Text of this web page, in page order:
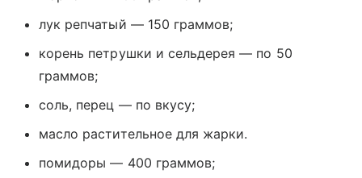
лук репчатый — 150 граммов;
корень петрушки и сельдерея — по 50
граммов;
соль, перец — по вкусу;
масло растительное для жарки.
помидоры — 400 граммов;